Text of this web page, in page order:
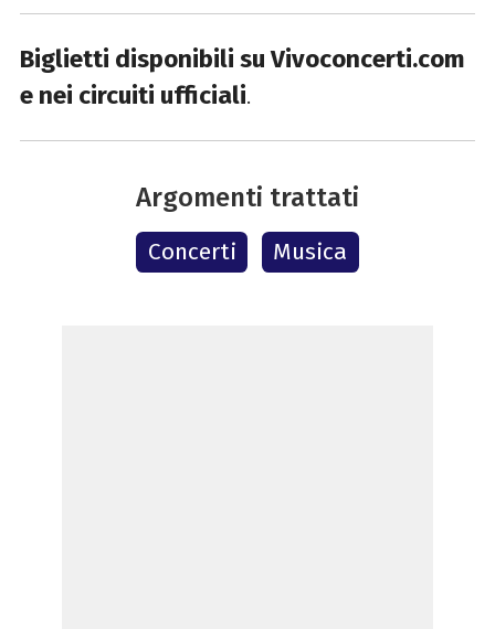
Biglietti disponibili su Vivoconcerti.com
e nei circuiti ufficiali.
Argomenti trattati
Concerti Musica